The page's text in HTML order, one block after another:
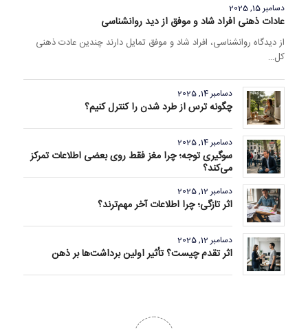
دسامبر 15, 2025
عادات ذهنی افراد شاد و موفق از دید روانشناسی
از دیدگاه روانشناسی، افراد شاد و موفق تمایل دارند چندین عادت ذهنی
کل…
دسامبر 14, 2025
چگونه ترس از طرد شدن را کنترل کنیم؟
دسامبر 14, 2025
سوگیری توجه؛ چرا مغز فقط روی بعضی اطلاعات تمرکز
می‌کند؟
دسامبر 12, 2025
اثر تازگی؛ چرا اطلاعات آخر مهم‌ترند؟
دسامبر 12, 2025
اثر تقدم چیست؟ تأثیر اولین برداشت‌ها بر ذهن